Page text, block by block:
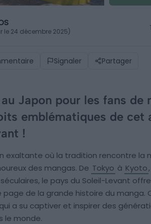
le 24 décembre 2025)
Signaler Partager
Japon pour les fans de
emblématiques de cet
!
exaltante où la tradition rencontre la
des mangas. De Tokyo à Kyoto
le pays du Soleil-Levant
de la grande histoire du manga.
a su captiver et inspirer des
le monde.